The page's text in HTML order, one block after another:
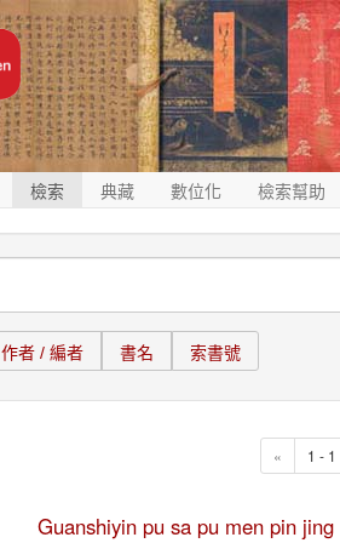
檢索 典藏 數位化 檢索幫助
作者 / 編者 書名 索書號
« 1 -
Guanshiyin pu sa pu men pin